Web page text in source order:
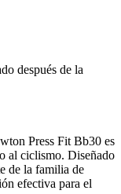
después de la
Press Fit Bb30 es
al ciclismo. Diseñado
de la familia de
efectiva para el